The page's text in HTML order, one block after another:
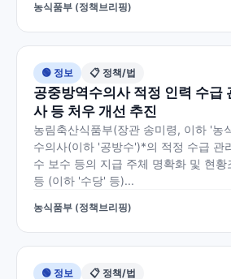
농식품부 (정책브리핑)
🟢 정보 📋 정책/법
공중방역수의사 적정 인력 수급
사 등 처우 개선 추진
농림축산식품부(장관 송미령, 이하 '
수의사(이하 '공방수')*의 적정 수급
수 보수 등의 지급 주체 명확화 및 현
등 (이하 '수당' 등)...
농식품부 (정책브리핑)
🟢 정보 📋 정책/법